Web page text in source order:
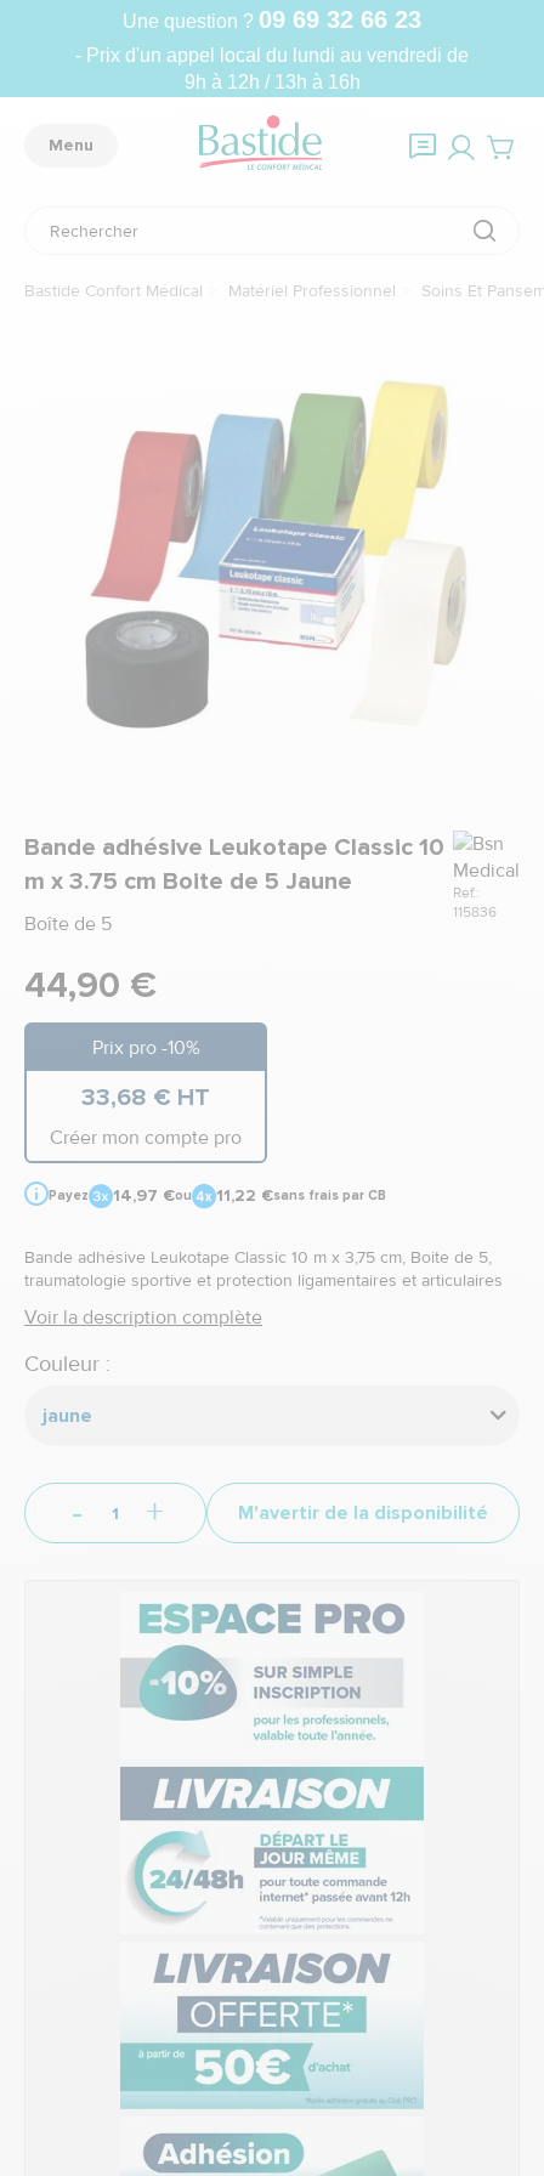
Une question ? 09 69 32 66 23
- Prix d'un appel local du lundi au vendredi de
9h à 12h / 13h à 16h
Menu
Bastide Confort Médical Matériel Professionnel Soins Et
Bande adhésive Leukotape Classic 10
m x 3.75 cm Boite de 5 Jaune
Boîte de 5
Marque
Ref.:
115836
44,90 €
Prix pro -10%
33,68 € HT
Créer mon compte pro
Payez 14,97 €ou 11,22 €sans frais par CB
Bande adhésive Leukotape Classic 10 m x 3,75 cm, Boite de 5,
traumatologie sportive et protection ligamentaires et articulaires
Voir la description complète
Couleur :
jaune
- + M'avertir de la disponibilité